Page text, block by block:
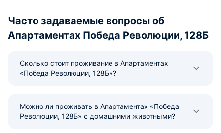
Часто задаваемые вопросы об
Апартаментах Победа Революции, 128Б
Сколько стоит проживание в Апартаментах
«Победа Революции, 128Б»?
Можно ли проживать в Апартаментах «Победа
Революции, 128Б» с домашними животными?